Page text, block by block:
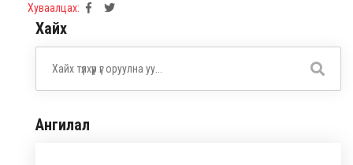
Хуваалцах:
Хайх
Ангилал